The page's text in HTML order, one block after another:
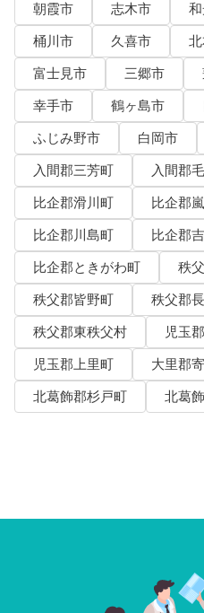
朝霞市
志木市
桶川市
久喜市
富士見市
三郷市
幸手市
鶴ヶ島市
ふじみ野市
白岡市
入間郡三芳町
入間郡
比企郡滑川町
比企郡
比企郡川島町
比企郡
比企郡ときがわ町
秩
秩父郡皆野町
秩父郡
秩父郡東秩父村
児玉
児玉郡上里町
大里郡
北葛飾郡杉戸町
北葛